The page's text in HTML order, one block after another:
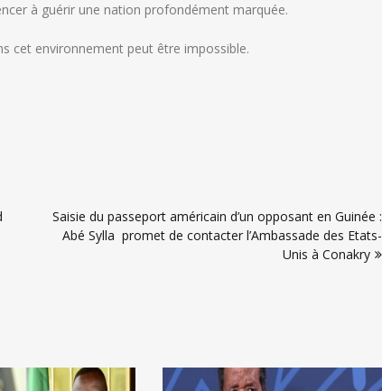
à guérir une nation profondément marquée.
cet environnement peut être impossible.
Saisie du passeport américain d’un opposant en Guinée :
Abé Sylla promet de contacter l’Ambassade des Etats-
Unis à Conakry